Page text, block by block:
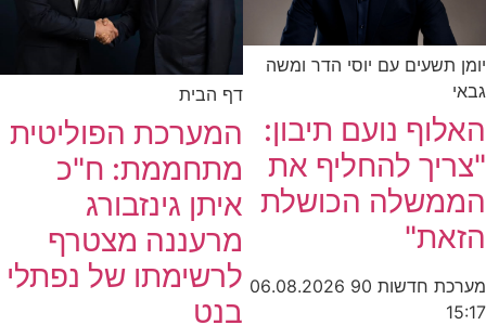
יומן תשעים עם יוסי הדר ומשה
גבאי
האלוף נועם תיבון:
"צריך להחליף את
הממשלה הכושלת
הזאת"
מערכת חדשות 90
06.08.2026
15:17
דף הבית
המערכת הפוליטית
מתחממת: ח"כ
איתן גינזבורג
מרעננה מצטרף
לרשימתו של נפתלי
בנט